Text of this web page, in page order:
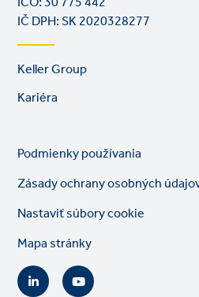
IČ DPH: SK 2020328277
Footer
links
Keller Group
Kariéra
Legal
Podmienky používania
Zásady ochrany osobných
Nastaviť súbory cookie
Mapa stránky